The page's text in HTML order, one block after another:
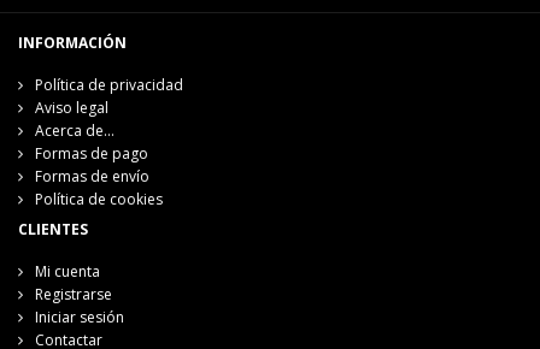
INFORMACIÓN
Política de privacidad
Aviso legal
Acerca de...
Formas de pago
Formas de envío
Política de cookies
CLIENTES
Mi cuenta
Registrarse
Iniciar sesión
Contactar